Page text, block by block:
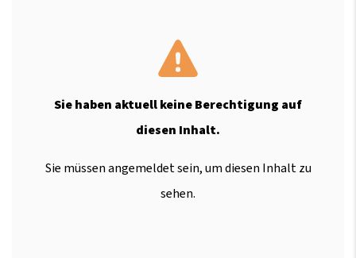
Sie haben aktuell keine Berechtigung auf
diesen Inhalt.
Sie müssen angemeldet sein, um diesen Inhalt zu
sehen.